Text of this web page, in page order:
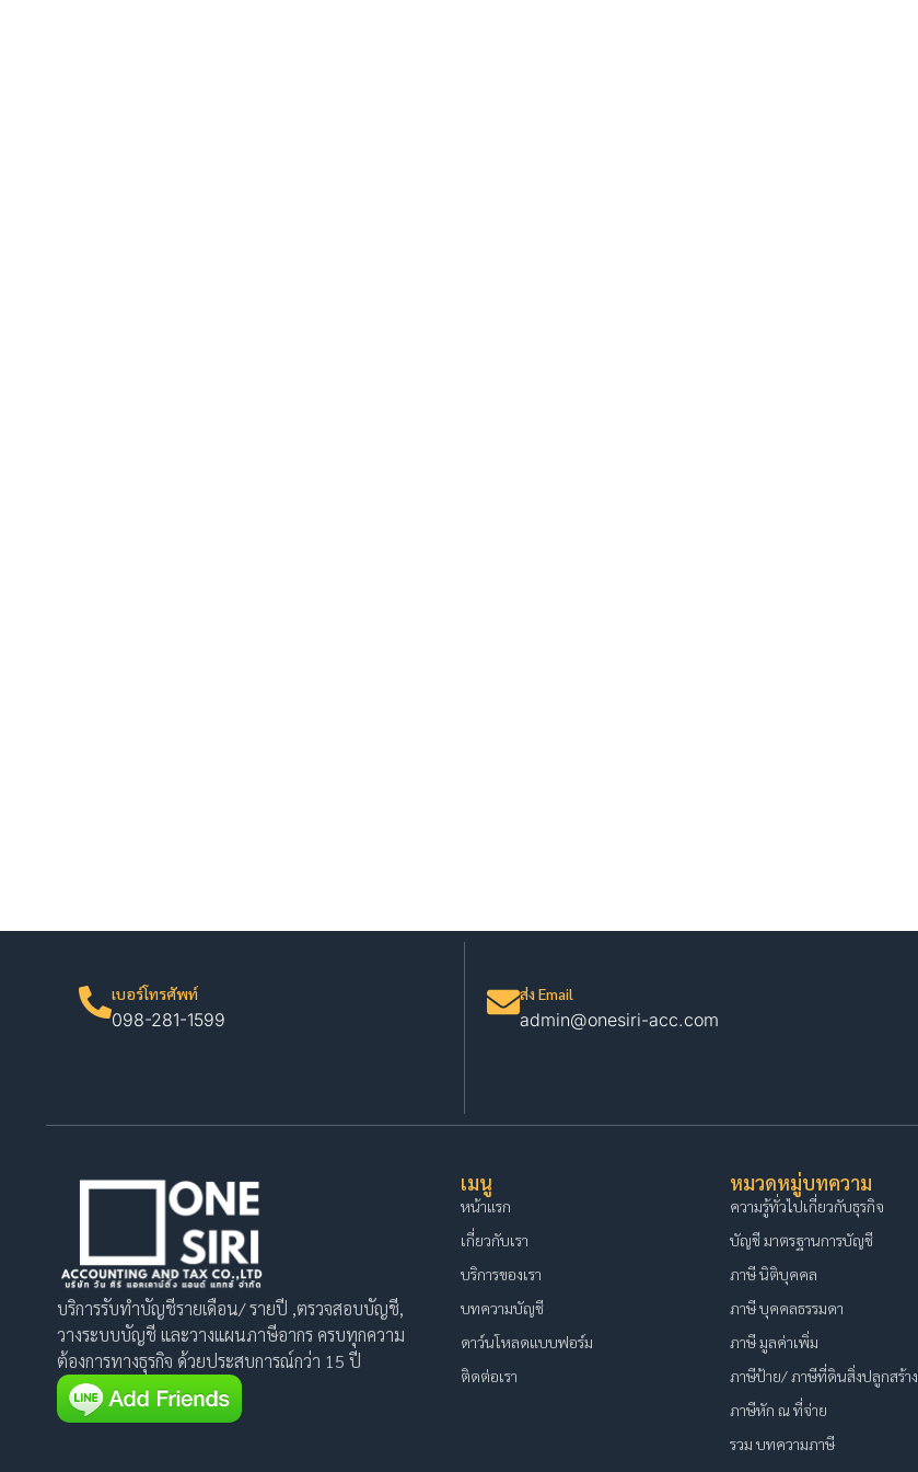
เบอร์โทรศัพท์
098-281-1599
ส่ง Email
admin@onesiri-acc.com
บริการรับทำบัญชีรายเดือน/ รายปี ,ตรวจสอบบัญชี,
วางระบบบัญชี และวางแผนภาษีอากร ครบทุกความ
ต้องการทางธุรกิจ ด้วยประสบการณ์กว่า 15 ปี
เมนู
หน้าแรก
เกี่ยวกับเรา
บริการของเรา
บทความบัญชี
ดาว์นโหลดแบบฟอร์ม
ติดต่อเรา
หมวดหมู่บทความ
ความรู้ทั่วไปเกี่ยวกับธุรกิจ
บัญชี มาตรฐานการบัญชี
ภาษี นิติบุคคล
ภาษี บุคคลธรรมดา
ภาษี มูลค่าเพิ่ม
ภาษีป้าย/ ภาษีที่ดินสิ่งปลูกสร้าง
ภาษีหัก ณ ที่จ่าย
รวม บทความภาษี